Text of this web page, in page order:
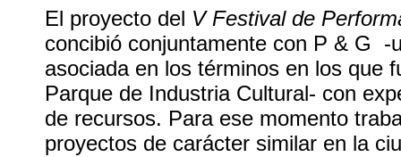
El proyecto del V Festival de
concibió conjuntamente con P & G -
asociada en los términos en los que
Parque de Industria Cultural- con
de recursos. Para ese momento
proyectos de carácter similar en la